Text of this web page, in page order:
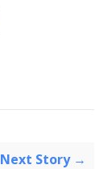
Next Story →